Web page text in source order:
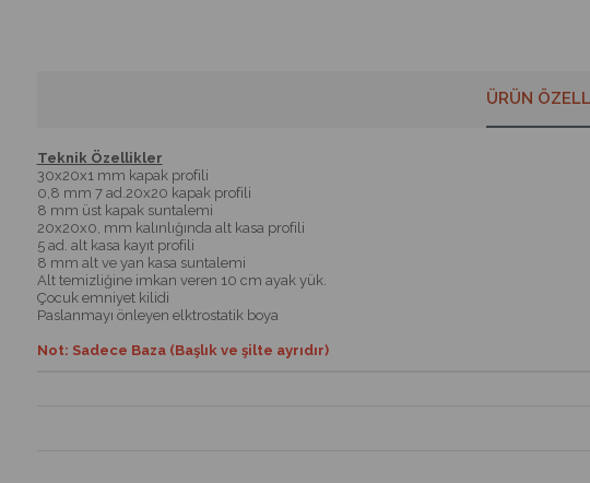
ÜRÜN
Teknik Özellikler
30x20x1 mm kapak profili
0,8 mm 7 ad.20x20 kapak profili
8 mm üst kapak suntalemi
20x20x0, mm kalınlığında alt kasa profili
5 ad. alt kasa kayıt profili
8 mm alt ve yan kasa suntalemi
Alt temizliğine imkan veren 10 cm ayak yük.
Çocuk emniyet kilidi
Paslanmayı önleyen elktrostatik boya
Not: Sadece Baza (Başlık ve şilte ayrıdır)